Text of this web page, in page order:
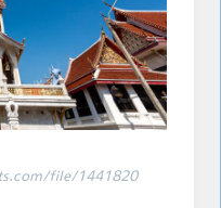
file/1441820